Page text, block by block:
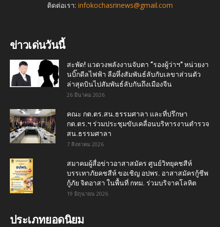
ติดต่อเรา: infokochasrinews@gmail.com
ข่าวเด่นวันนี้
สะพัด! แวดวงพลังงานจับตา “รองผู้ว่าฯ” หน่วยงา
นบิ๊กดีลไฟฟ้า ลือหึ่งสัมพันธ์ลับกับเลขาส่วนตัว
ล่าสุดบินไปสัมพันธ์ลับกันถึงเมืองจีน
26 มีนาคม 2026
คณะ กต.ตร.สน.ธรรมศาลา และที่ปรึกษา
กต.ตร.ฯ ร่วมประชุมขับเคลื่อนบริหารงานตำรวจ
สน.ธรรมศาลา
7 สิงหาคม 2026
สมาคมผู้สื่อข่าวอาสาสมัคร ศูนย์วิทยุคชสีห์
บรรเทาภัยคชสีห์ ขอเชิญ อปพร. อาสาสมัครกู้ชีพ
กู้ภัย จิตอาสา ในพื้นที่ กทม. ร่วมบริจาคโลหิต
19 มิถุนายน 2026
ประเภทยอดนิยม